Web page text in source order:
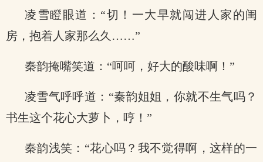
凌雪瞪眼道：“切！一大早就闯进人家的闺
房，抱着人家那么久……”
秦韵掩嘴笑道：“呵呵，好大的酸味啊！”
凌雪气呼呼道：“秦韵姐姐，你就不生气吗？
书生这个花心大萝卜，哼！”
秦韵浅笑：“花心吗？我不觉得啊，这样的一